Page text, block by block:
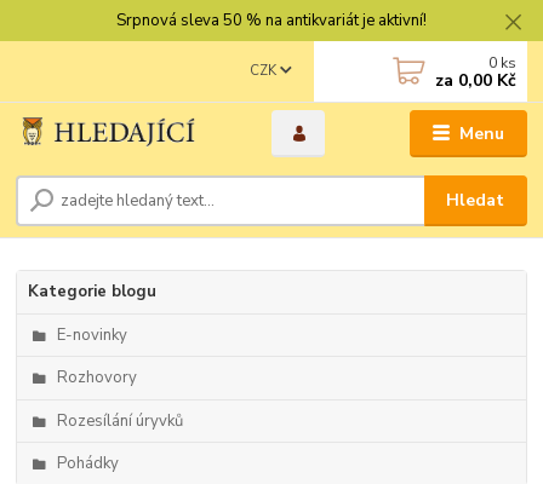
Srpnová sleva 50 % na antikvariát je aktivní!
Menu
CZK
Hledat
0 ks
za 0,00 Kč
Kategorie blogu
E-novinky
Rozhovory
Rozesílání úryvků
Pohádky